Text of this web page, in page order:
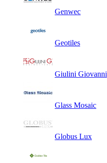
Genwec
Geotiles
Giulini Giovanni
Glass Mosaic
Globus Lux